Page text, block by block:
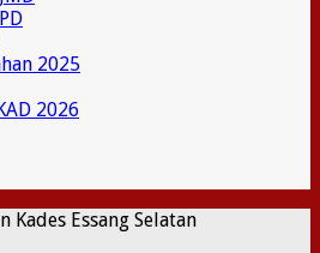
2025
2026
Kades Essang Selatan